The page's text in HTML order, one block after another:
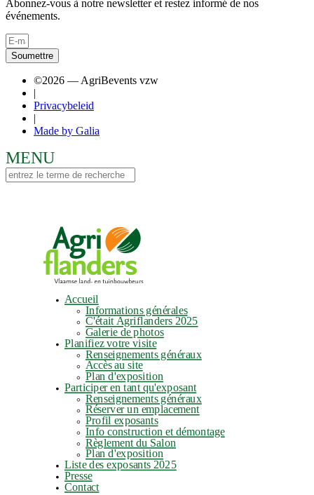
Abonnez-vous à notre newsletter et restez informé de nos
événements.
Soumettre
©2026 — AgriBevents vzw
|
Privacybeleid
|
Made by Galia
Accueil
Informations générales
C'était Agriflanders 2025
Galerie de photos
Planifiez votre visite
Renseignements généraux
Accès au site
Plan d'exposition
Participer en tant qu'exposant
Renseignements généraux
Réserver un emplacement
Profil exposants
Info construction et démontage
Règlement du Salon
Plan d'exposition
Liste des exposants 2025
Presse
Contact